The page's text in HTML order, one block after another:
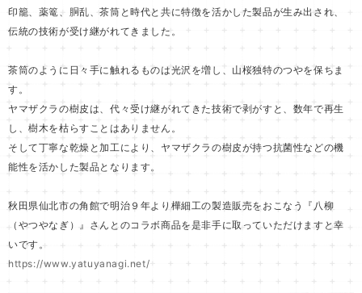
印籠、薬篭、胴乱、茶筒と時代と共に特徴を活かした製品が生み出され、
伝統の技術が受け継がれてきました。
茶筒のように日々手に触れるものは光沢を増し、山桜独特のつやを保ちま
す。
ヤマザクラの樹皮は、代々受け継がれてきた技術で剥がすと、数年で再生
し、樹木を枯らすことはありません。
そして丁寧な乾燥と加工により、ヤマザクラの樹皮が持つ抗菌性などの機
能性を活かした製品となります。
秋田県仙北市の角館で明治９年より樺細工の製造販売をおこなう『八柳
（やつやなぎ）』さんとのコラボ商品を是非手に取っていただけますと幸
いです。
https://www.yatuyanagi.net/